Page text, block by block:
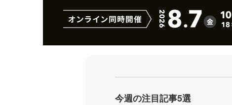
今週の注目記事5選